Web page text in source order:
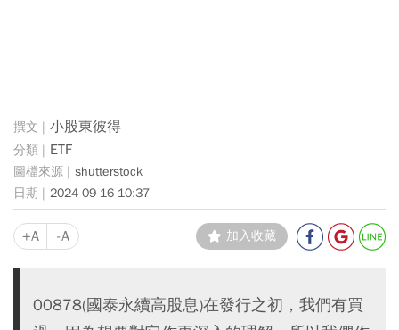
小股東彼得
ETF
shutterstock
2024-09-16 10:37
+A -A 加入收藏
00878(國泰永續高股息)在發行之初，我們有買